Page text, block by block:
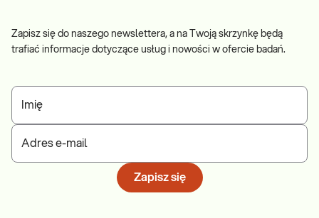
Zapisz się do naszego newslettera, a na Twoją skrzynkę będą
trafiać informacje dotyczące usług i nowości w ofercie badań.
Imię
Adres e-mail
Zapisz się